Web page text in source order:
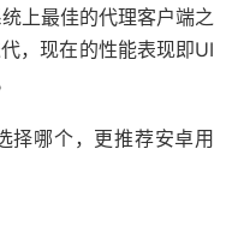
上最佳的代理客户端之
，现在的性能表现即UI
择哪个，更推荐安卓用